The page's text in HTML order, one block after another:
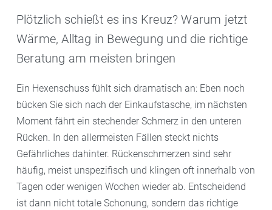
Plötzlich schießt es ins Kreuz? Warum jetzt
Wärme, Alltag in Bewegung und die richtige
Beratung am meisten bringen
Ein Hexenschuss fühlt sich dramatisch an: Eben noch
bücken Sie sich nach der Einkaufstasche, im nächsten
Moment fährt ein stechender Schmerz in den unteren
Rücken. In den allermeisten Fällen steckt nichts
Gefährliches dahinter. Rückenschmerzen sind sehr
häufig, meist unspezifisch und klingen oft innerhalb von
Tagen oder wenigen Wochen wieder ab. Entscheidend
ist dann nicht totale Schonung, sondern das richtige